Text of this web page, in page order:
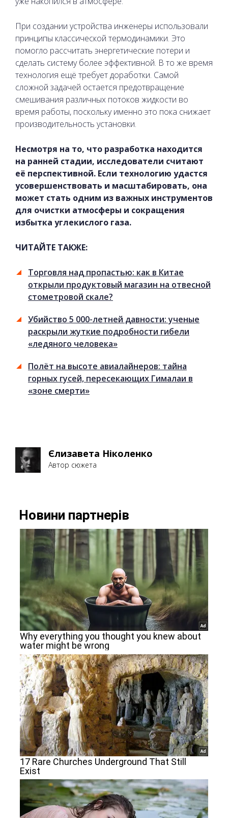
При создании устройства инженеры использовали
принципы классической термодинамики. Это
помогло рассчитать энергетические потери и
сделать систему более эффективной. В то же время
технология ещё требует доработки. Самой
сложной задачей остается предотвращение
смешивания различных потоков жидкости во
время работы, поскольку именно это пока снижает
производительность установки.
Несмотря на то, что разработка находится
на ранней стадии, исследователи считают
её перспективной. Если технологию удастся
усовершенствовать и масштабировать, она
может стать одним из важных инструментов
для очистки атмосферы и сокращения
избытка углекислого газа.
ЧИТАЙТЕ ТАКЖЕ:
Торговля над пропастью: как в Китае
открыли продуктовый магазин на отвесной
стометровой скале?
Убийство 5 000-летней давности: ученые
раскрыли жуткие подробности гибели
«ледяного человека»
Полёт на высоте авиалайнеров: тайна
горных гусей, пересекающих Гималаи в
«зоне смерти»
Єлизавета Ніколенко
Автор сюжета